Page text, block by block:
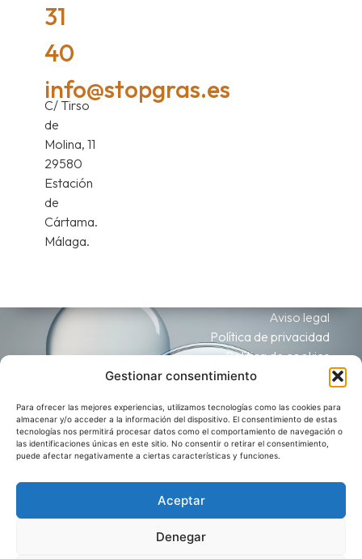
Gestionar consentimiento
Para ofrecer las mejores experiencias, utilizamos tecnologías como las cookies para
almacenar y/o acceder a la información del dispositivo. El consentimiento de estas
tecnologías nos permitirá procesar datos como el comportamiento de navegación o
las identificaciones únicas en este sitio. No consentir o retirar el consentimiento,
puede afectar negativamente a ciertas características y funciones.
Aceptar
Denegar
31
40
info@stopgras.es
C/ Tirso
de
Molina, 11
29580
Estación
de
Cártama.
Málaga.
Aviso legal
Política de privacidad
Política de cookies
Accesibilidad
Todos los derechos reservados © 2023